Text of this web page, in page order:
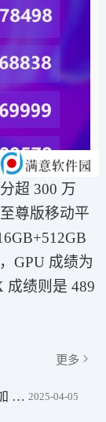
超 300 万
尊版移动平
GPU 成绩为
成绩则是 489
更多
一加 13T 标配旁路供电，后续将为一加 13 手机 OTA 升级 2025-04-05